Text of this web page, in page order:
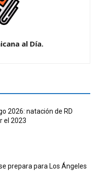
al Día.
2026: natación de RD
el 2023
prepara para Los Ángeles